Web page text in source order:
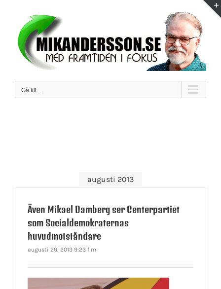
innehållet
Gå till…
augusti 2013
Även Mikael Damberg ser Centerpartiet
som Socialdemokraternas
huvudmotståndare
augusti 29, 2013 9:23 f m